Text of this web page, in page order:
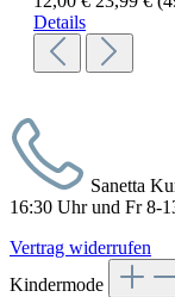
Details
Sanetta
16:30 Uhr und Fr 8-
Vertrag widerrufen
Kindermode